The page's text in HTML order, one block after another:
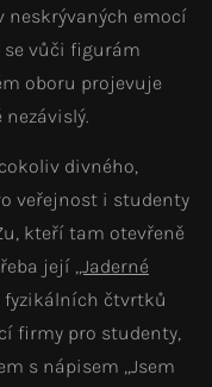
emocí
vůči figurám
oboru projevuje
divného,
veřejnost i studenty
kteří tam otevřeně
její „Jaderné
fyzikálních čtvrtků
firmy pro studenty,
s nápisem „Jsem